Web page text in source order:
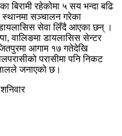
बिरामी रहेकोमा ५ सय भन्दा बढि
स्थानमा सञ्चालन गरेका
सेवा लिँदै आएका छन् ।
वालिङमा डायलासिस सेन्टर
आगाम १७ गतेदेखि
परासीमा पनि निकट
जनाएको छ।